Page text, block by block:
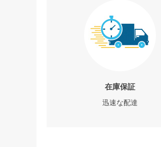
在庫保証
迅速な配達